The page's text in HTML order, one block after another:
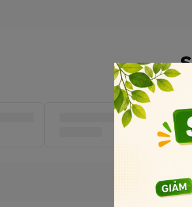
ăn uống kém, người bệnh hoặc cho người
khoáng chất thiết yếu, các axit béo, hàm
vào khẩu phần ăn khi có nhu cầu tăng
tích 237 ml, mỗi thùng gồm 30 chai